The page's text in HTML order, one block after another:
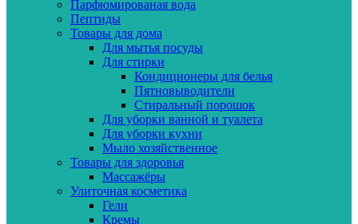
Парфюмированая вода
Пептиды
Товары для дома
Для мытья посуды
Для стирки
Кондиционеры для белья
Пятновыводители
Стиральный порошок
Для уборки ванной и туалета
Для уборки кухни
Мыло хозяйственное
Товары для здоровья
Массажёры
Улиточная косметика
Гели
Кремы